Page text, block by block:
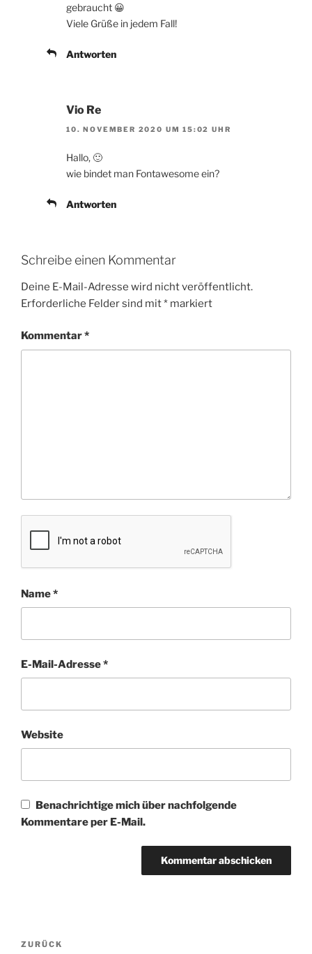
gebraucht 😀
Viele Grüße in jedem Fall!
Antworten
Vio Re
10. NOVEMBER 2020 UM 15:02 UHR
Hallo, 🙂
wie bindet man Fontawesome ein?
Antworten
Schreibe einen Kommentar
Deine E-Mail-Adresse wird nicht veröffentlicht.
Erforderliche Felder sind mit* markiert
Kommentar*
Name*
E-Mail-Adresse*
Website
Benachrichtige mich über nachfolgende
Kommentare per E-Mail.
Beitragsnavigation
Vorheriger
ZURÜCK